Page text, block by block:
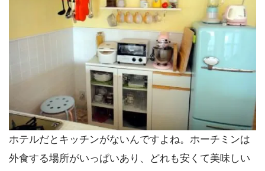
ホテルだとキッチンがないんですよね。ホーチミンは
外食する場所がいっぱいあり、どれも安くて美味しい